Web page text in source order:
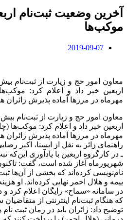
آخرین وضعیت ثبت‌نام
موکب‌ها
2019-09-07
مهرماه در مرزها آماده پذیرش زائران
مهرماه در مرزها آماده پذیرش زائران
راهنمای زائر به نقل از ایسنا، اکبر
ـ در کارگروه اربعین با یادآوری این‌که
نام‌نویسی کرده‌اند که بخشی از آن‌ها
بیمه و هلال احمر نهایی کرده‌اند. او
که هنگام ثبت‌نام اینترنتی از
توضیح داد: زائران باید در زمان ثبت